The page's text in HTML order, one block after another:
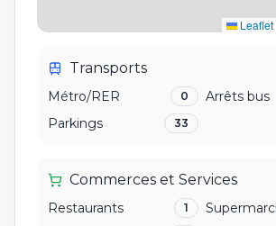
Leaflet
Transports
Métro/RER 0 Arrêts bus
Parkings 33
Commerces et Services
Restaurants 1